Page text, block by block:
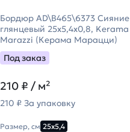
Бордюр AD\B465\6373 Сияние
глянцевый 25x5,4x0,8, Kerama
Marazzi (Керама Марацци)
Под заказ
210 ₽ / м²
210 ₽ За упаковку
Размер, см 25х5,4